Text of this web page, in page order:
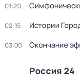
01:20
02:15 Истории
03:00 Окончание
Россия 24